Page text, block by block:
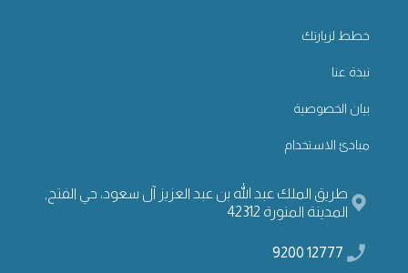
خطط لزيارتك
نبذة عنا
بيان الخصوصية
مبادئ الاستخدام
طريق الملك عبد الله بن عبد العزيز آل سعود، حي الفتح,
المدينة المنورة 42312
12777 9200